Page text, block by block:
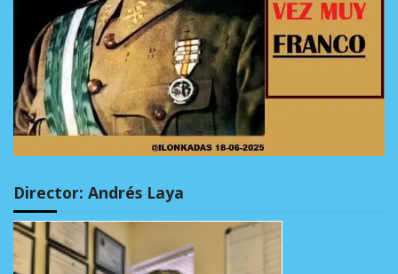
Director: Andrés Laya